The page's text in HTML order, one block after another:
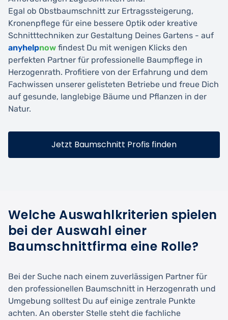
Egal ob Obstbaumschnitt zur Ertragssteigerung,
Kronenpflege für eine bessere Optik oder kreative
Schnitttechniken zur Gestaltung Deines Gartens - auf
anyhelpnow findest Du mit wenigen Klicks den
perfekten Partner für professionelle Baumpflege in
Herzogenrath. Profitiere von der Erfahrung und dem
Fachwissen unserer gelisteten Betriebe und freue Dich
auf gesunde, langlebige Bäume und Pflanzen in der
Natur.
Jetzt Baumschnitt Profis finden
Welche Auswahlkriterien spielen
bei der Auswahl einer
Baumschnittfirma eine Rolle?
Bei der Suche nach einem zuverlässigen Partner für
den professionellen Baumschnitt in Herzogenrath und
Umgebung solltest Du auf einige zentrale Punkte
achten. An oberster Stelle steht die fachliche